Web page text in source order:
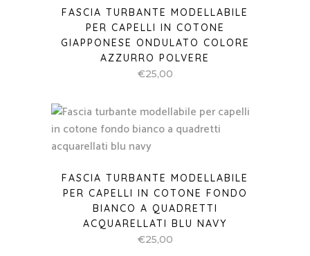
FASCIA TURBANTE MODELLABILE
PER CAPELLI IN COTONE
GIAPPONESE ONDULATO COLORE
AZZURRO POLVERE
€25,00
FASCIA TURBANTE MODELLABILE
PER CAPELLI IN COTONE FONDO
BIANCO A QUADRETTI
ACQUARELLATI BLU NAVY
€25,00